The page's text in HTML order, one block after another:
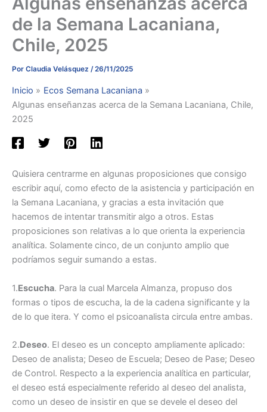
de la Semana Lacaniana,
Chile, 2025
Por Claudia Velásquez /26/11/2025
Inicio
Ecos Semana Lacaniana
Algunas enseñanzas acerca de la Semana Lacaniana, Chile,
2025
Quisiera centrarme en algunas proposiciones que consigo
escribir aquí, como efecto de la asistencia y participación en
la Semana Lacaniana, y gracias a esta invitación que
hacemos de intentar transmitir algo a otros. Estas
proposiciones son relativas a lo que orienta la experiencia
analítica. Solamente cinco, de un conjunto amplio que
podríamos seguir sumando a estas.
1.Escucha. Para la cual Marcela Almanza, propuso dos
formas o tipos de escucha, la de la cadena significante y la
de lo que itera. Y como el psicoanalista circula entre ambas.
2.Deseo. El deseo es un concepto ampliamente aplicado:
Deseo de analista; Deseo de Escuela; Deseo de Pase; Deseo
de Control. Respecto a la experiencia analítica en particular,
el deseo está especialmente referido al deseo del analista,
como un deseo de insistir en que se devele el deseo del